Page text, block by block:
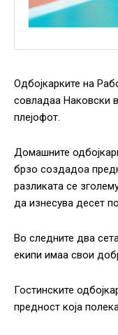
Одбојкарките на
совладаа Наковски
плејофот.
Домашните
брзо создадоа
разликата се
да изнесува десет
Во следните два
екипи имаа свои
Гостинските
предност која